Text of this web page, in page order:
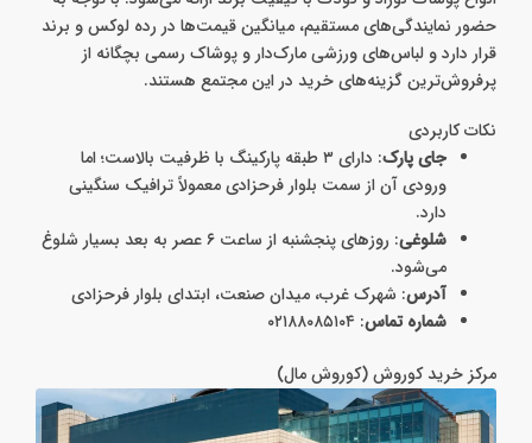
حضور نمایندگی‌های مستقیم، میانگین قیمت‌ها در رده لوکس و برند
قرار دارد و لباس‌های ورزشی مارک‌دار و پوشاک رسمی بچگانه از
پرفروش‌ترین گزینه‌های خرید در این مجتمع هستند.
نکات کاربردی
جای پارک
: دارای ۳ طبقه پارکینگ با ظرفیت بالاست؛ اما
ورودی آن از سمت بلوار فرحزادی معمولاً ترافیک سنگینی
دارد.
شلوغی
: روزهای پنجشنبه از ساعت ۶ عصر به بعد بسیار شلوغ
می‌شود.
آدرس: شهرک غرب، میدان صنعت، ابتدای بلوار فرحزادی
شماره تماس: ۰۲۱۸۸۰۸۵۱۰۴
مرکز خرید کوروش (کوروش مال)